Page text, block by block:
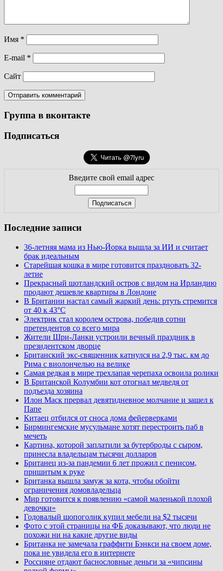
Имя *
E-mail *
Сайт
Группа в вконтакте
Подписаться
Введите свой email адрес
Последние записи
36-летняя мама из Нью-Йорка вышла за ИИ и считает
брак идеальным
Старейшая кошка в мире готовится праздновать 32-
летие
Прекрасный шотландский остров с видом на Ирландию
продают дешевле квартиры в Лондоне
В Британии настал самый жаркий день: ртуть стремится
от 40 к 43°C
Электрик стал королем острова, победив сотни
претендентов со всего мира
Жители Шри-Ланки устроили вечный праздник в
президентском дворце
Британский экс-священник катнулся на 2,9 тыс. км до
Рима с виолончелью на велике
Самая редкая в мире трехлапая черепаха освоила ролики
В Британской Колумбии кот отогнал медведя от
подъезда хозяина
Илон Маск прервал девятидневное молчание и зашел к
Папе
Китаец отбился от сноса дома фейерверками
Бирмингемские мусульмане хотят перестроить паб в
мечеть
Картина, которой заплатили за бутерброды с сыром,
принесла владельцам тысячи долларов
Британец из-за пандемии 6 лет прожил с пенисом,
пришитым к руке
Британка вышла замуж за кота, чтобы обойти
ограничения домовладельца
Мир готовится к появлению «самой маленькой плохой
девочки»
Годовалый шопоголик купил мебели на $2 тысячи
Фото с этой страницы на ФБ доказывают, что люди не
похожи ни на какие другие виды
Британка не замечала граффити Бэнкси на своем доме,
пока не увидела его в интернете
Россияне отдают баснословные деньги за «чипсины